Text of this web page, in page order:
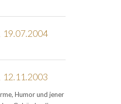
19.07.2004
12.11.2003
Humor und jener